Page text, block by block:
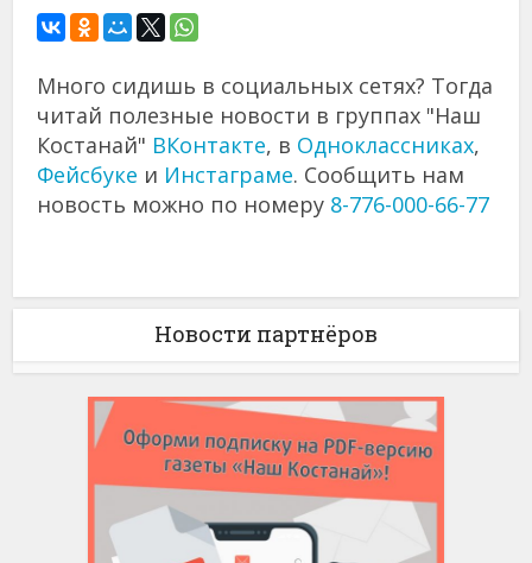
Много сидишь в социальных сетях? Тогда
читай полезные новости в группах "Наш
Костанай" ВКонтакте, в Одноклассниках,
Фейсбуке и Инстаграме. Сообщить нам
новость можно по номеру 8-776-000-66-77
Новости партнёров